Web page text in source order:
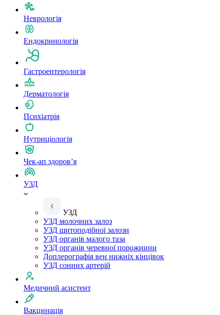
Неврологія
Ендокринологія
Гастроентерологія
Дерматологія
Психіатрія
Нутриціологія
Чек-ап здоров’я
УЗД
УЗД
УЗД молочних залоз
УЗД щитоподібної залози
УЗД органів малого таза
УЗД органів черевної порожнини
Доплерографія вен нижніх кінцівок
УЗД сонних артерій
Медичний асистент
Вакцинація